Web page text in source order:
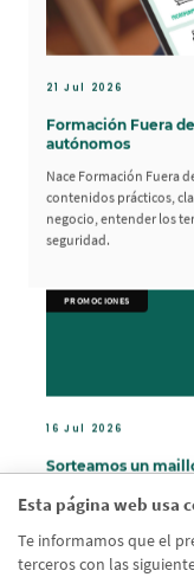
Esta página web usa
Te informamos que el
terceros con las
21 Jul 2026
Formación Fuera
autónomos
Nace Formación Fuera
contenidos prácticos,
negocio, entender los
seguridad.
PROMOCIONES
16 Jul 2026
Sorteamos un
Vive el Tour animando